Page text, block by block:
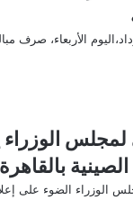
الأربعاء، صرف
لمجلس
بالقاهرة
الوزراء الضوء على